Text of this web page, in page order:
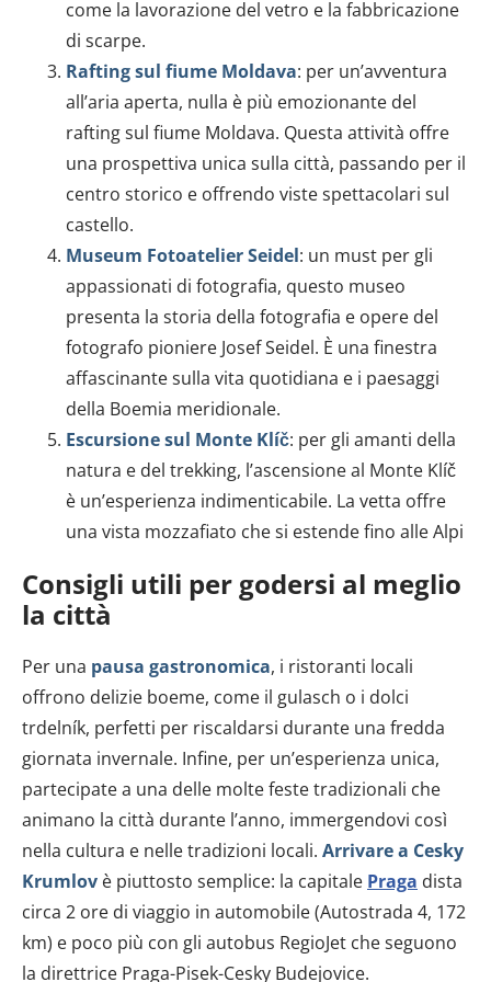
Utilizziamo i cookie per personalizzare contenuti ed
annunci, per fornire funzionalità dei social media e per
analizzare il nostro traffico. Condividiamo inoltre
informazioni sul modo in cui utilizzi il nostro sito con i
nostri partner che si occupano di analisi dei dati web,
pubblicità e social media, i quali potrebbero combinarle
con altre informazioni che hai fornito loro o che hanno
raccolto dal tuo utilizzo dei loro servizi.
come la lavorazione del vetro e la fabbricazione
di scarpe​​.
Rafting sul fiume Moldava: per un’avventura
all’aria aperta, nulla è più emozionante del
rafting sul fiume Moldava. Questa attività offre
una prospettiva unica sulla città, passando per il
centro storico e offrendo viste spettacolari sul
castello​​.
Museum Fotoatelier Seidel: un must per gli
appassionati di fotografia, questo museo
presenta la storia della fotografia e opere del
fotografo pioniere Josef Seidel. È una finestra
affascinante sulla vita quotidiana e i paesaggi
della Boemia meridionale​​.
Escursione sul Monte Klíč: per gli amanti della
natura e del trekking, l’ascensione al Monte Klíč
è un’esperienza indimenticabile. La vetta offre
una vista mozzafiato che si estende fino alle Alpi​​
Consigli utili per godersi al meglio
la città
Per una pausa gastronomica, i ristoranti locali
offrono delizie boeme, come il gulasch o i dolci
trdelník, perfetti per riscaldarsi durante una fredda
giornata invernale. Infine, per un’esperienza unica,
partecipate a una delle molte feste tradizionali che
animano la città durante l’anno, immergendovi così
nella cultura e nelle tradizioni locali. Arrivare a Cesky
Krumlov è piuttosto semplice: la capitale Praga dista
circa 2 ore di viaggio in automobile (Autostrada 4, 172
km) e poco più con gli autobus RegioJet che seguono
la direttrice Praga-Pisek-Cesky Budejovice.